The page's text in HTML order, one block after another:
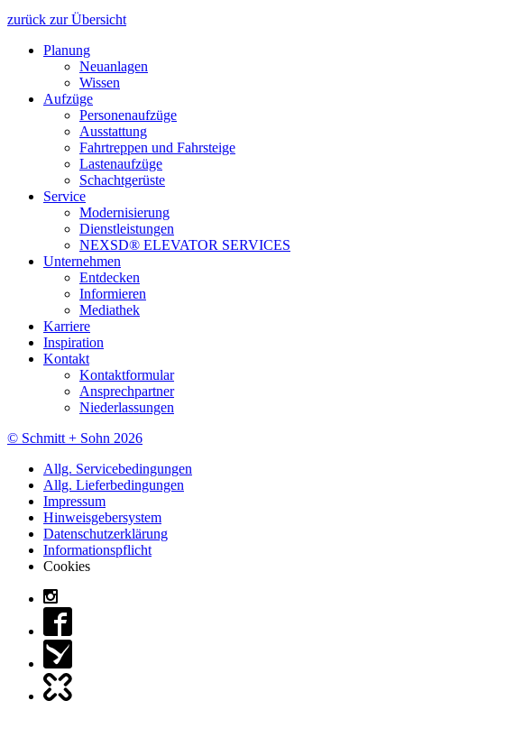
zurück zur Übersicht
Planung
Neuanlagen
Wissen
Aufzüge
Personenaufzüge
Ausstattung
Fahrtreppen und Fahrsteige
Lastenaufzüge
Schachtgerüste
Service
Modernisierung
Dienstleistungen
NEXSD® ELEVATOR SERVICES
Unternehmen
Entdecken
Informieren
Mediathek
Karriere
Inspiration
Kontakt
Kontaktformular
Ansprechpartner
Niederlassungen
© Schmitt + Sohn 2026
Allg. Servicebedingungen
Allg. Lieferbedingungen
Impressum
Hinweisgebersystem
Datenschutzerklärung
Informationspflicht
Cookies